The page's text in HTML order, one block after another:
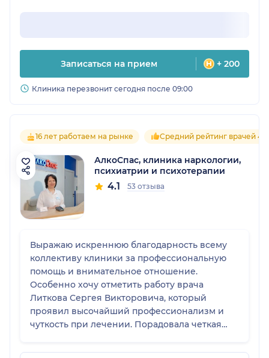
Записаться на прием + 200
Клиника перезвонит сегодня после 09:00
16 лет работаем на рынке Средний рейтинг врачей 4.8
АлкоСпас, клиника наркологии,
психиатрии и психотерапии
4.1 53 отзыва
Выражаю искреннюю благодарность всему
коллективу клиники за профессиональную
помощь и внимательное отношение.
Особенно хочу отметить работу врача
Литкова Сергея Викторовича, который
проявил высочайший профессионализм и
чуткость при лечении. Порадовала четкая
процедурного кабинета Рогочева Наталья